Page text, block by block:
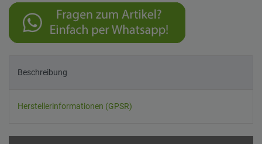
Beschreibung
Herstellerinformationen (GPSR)